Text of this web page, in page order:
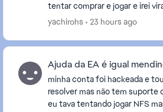
tentar comprar e jogar e irei
yachirohs
23 hours ago
Ajuda da EA é igual
minha conta foi hackeada e
resolver mas não tem suporte
eu tava tentando jogar NFS